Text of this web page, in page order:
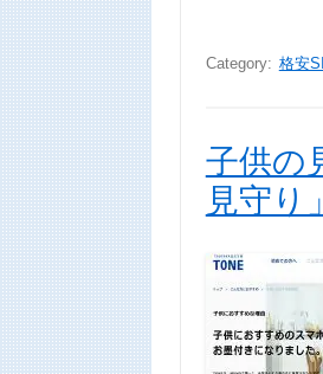
Category: 格安
子供の
見守り